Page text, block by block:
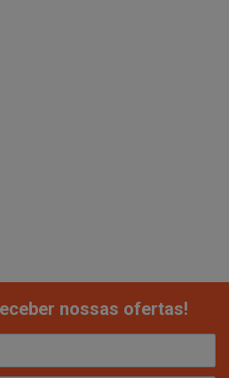
nossas ofertas!